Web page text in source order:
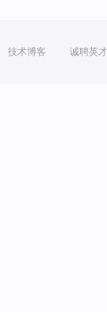
技术博客 诚聘英才